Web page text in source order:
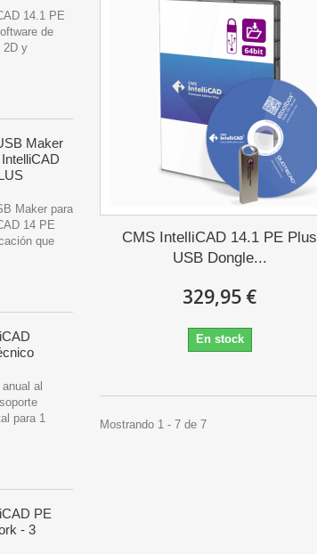
14.1 PE
de
2D y
Maker
Maker para
14 PE
que
al
para 1
PE
- 3
CMS IntelliCAD 14.1 PE Plus
USB Dongle...
329,95 €
En stock
Mostrando 1 - 7 de 7